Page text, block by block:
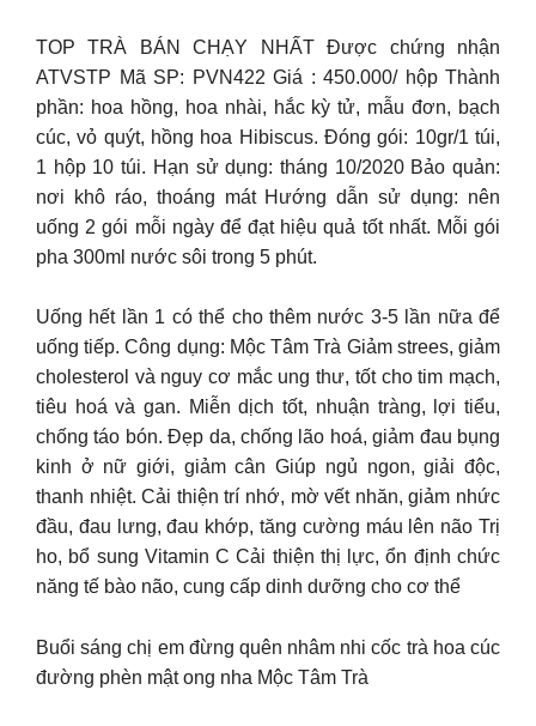
TOP TRÀ BÁN CHẠY NHẤT Được chứng nhận
ATVSTP Mã SP: PVN422 Giá : 450.000/ hộp Thành
phần: hoa hồng, hoa nhài, hắc kỳ tử, mẫu đơn, bạch
cúc, vỏ quýt, hồng hoa Hibiscus. Đóng gói: 10gr/1 túi,
1 hộp 10 túi. Hạn sử dụng: tháng 10/2020 Bảo quản:
nơi khô ráo, thoáng mát Hướng dẫn sử dụng: nên
uống 2 gói mỗi ngày để đạt hiệu quả tốt nhất. Mỗi gói
pha 300ml nước sôi trong 5 phút.
Uống hết lần 1 có thể cho thêm nước 3-5 lần nữa để
uống tiếp. Công dụng: Mộc Tâm Trà Giảm strees, giảm
cholesterol và nguy cơ mắc ung thư, tốt cho tim mạch,
tiêu hoá và gan. Miễn dịch tốt, nhuận tràng, lợi tiểu,
chống táo bón. Đẹp da, chống lão hoá, giảm đau bụng
kinh ở nữ giới, giảm cân Giúp ngủ ngon, giải độc,
thanh nhiệt. Cải thiện trí nhớ, mờ vết nhăn, giảm nhức
đầu, đau lưng, đau khớp, tăng cường máu lên não Trị
ho, bổ sung Vitamin C Cải thiện thị lực, ổn định chức
năng tế bào não, cung cấp dinh dưỡng cho cơ thể
Buổi sáng chị em đừng quên nhâm nhi cốc trà hoa cúc
đường phèn mật ong nha Mộc Tâm Trà